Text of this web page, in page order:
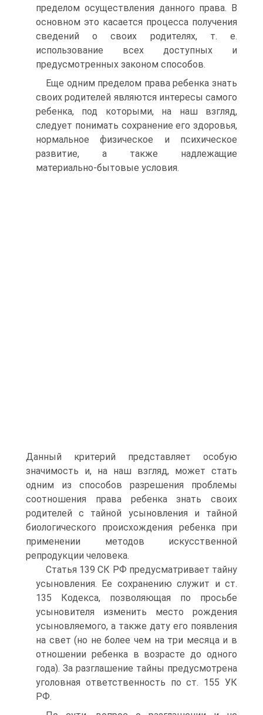
пределом осуществления данного права. В
основном это касается процесса получения
сведений о своих родителях, т. е.
использование всех доступных и
предусмотренных законом способов.
Еще одним пределом права ребенка знать
своих родителей являются интересы самого
ребенка, под которыми, на наш взгляд,
следует понимать сохранение его здоровья,
нормальное физическое и психическое
развитие, а также надлежащие
материально‑бытовые условия.
Данный критерий представляет особую
значимость и, на наш взгляд, может стать
одним из способов разрешения проблемы
соотношения права ребенка знать своих
родителей с тайной усыновления и тайной
биологического происхождения ребенка при
применении методов искусственной
репродукции человека.
Статья 139 СК РФ предусматривает тайну
усыновления. Ее сохранению служит и ст.
135 Кодекса, позволяющая по просьбе
усыновителя изменить место рождения
усыновляемого, а также дату его появления
на свет (но не более чем на три месяца и в
отношении ребенка в возрасте до одного
года). За разглашение тайны предусмотрена
уголовная ответственность по ст. 155 УК
РФ.